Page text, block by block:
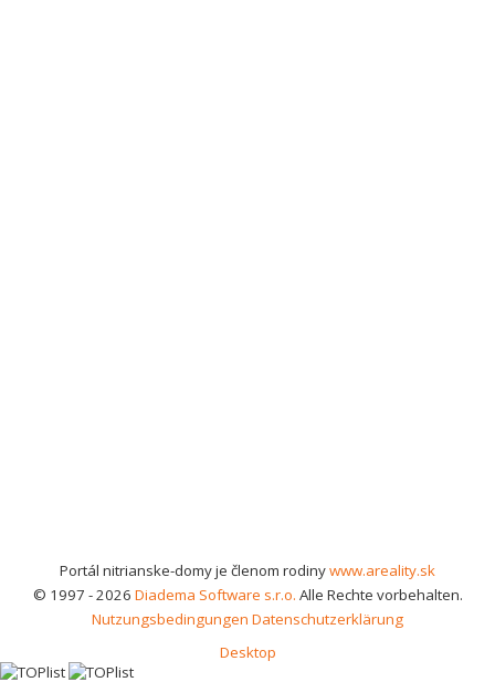
Portál nitrianske-domy je členom rodinywww.areality.sk
© 1997 - 2026 Diadema Software s.r.o. Alle Rechte vorbehalten.
Nutzungsbedingungen Datenschutzerklärung
Desktop